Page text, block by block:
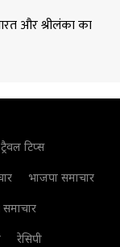
और श्रीलंका का
ट्रैवल टिप्स
भाजपा समाचार
रेसिपी